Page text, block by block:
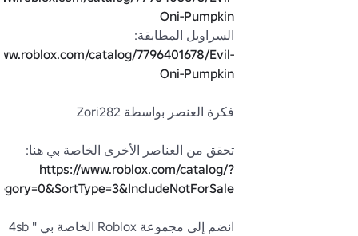
Oni-Pumpkin
السراويل المطابقة:
catalog/7796401678/Evil-
Oni-Pumpkin
تحقق من العناصر الأخرى الخاصة بي هنا:
https://www.roblox.com/catalog/?
انضم إلى مجموعة Roblox الخاصة بي "4sb